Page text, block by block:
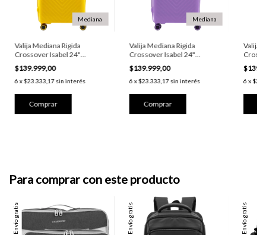
Mediana
Valija Mediana Rigida
Crossover Isabel 24"
Polipropileno Amarillo
$139.999,00
6 x$23.333,17sin interés
Mediana
Valija Mediana Rigida
Crossover Isabel 24"
Polipropileno Lila
$139.999,00
6 x$23.333,17 sin interés
Valija
6 x
Para comprar con este producto
Envío gratis Envío gratis Envío gratis